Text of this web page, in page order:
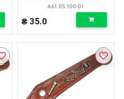
А61.05.100-01
₴ 35.0